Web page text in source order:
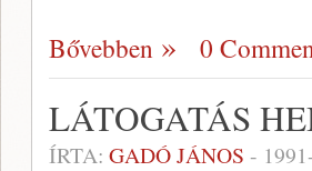
Bővebben 0
LÁTOGATÁS
ÍRTA: GADÓ JÁNOS -